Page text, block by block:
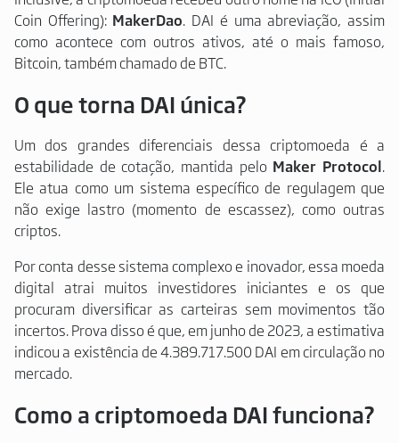
Coin Offering): MakerDao. DAI é uma abreviação, assim
como acontece com outros ativos, até o mais famoso,
Bitcoin, também chamado de BTC.
O que torna DAI única?
Um dos grandes diferenciais dessa criptomoeda é a
estabilidade de cotação, mantida pelo Maker Protocol.
Ele atua como um sistema específico de regulagem que
não exige lastro (momento de escassez), como outras
criptos.
Por conta desse sistema complexo e inovador, essa moeda
digital atrai muitos investidores iniciantes e os que
procuram diversificar as carteiras sem movimentos tão
incertos. Prova disso é que, em junho de 2023, a estimativa
indicou a existência de 4.389.717.500 DAI em circulação no
mercado.
Como a criptomoeda DAI funciona?